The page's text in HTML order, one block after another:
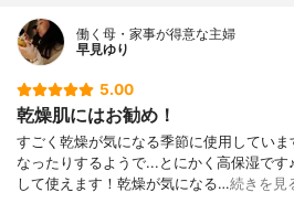
働く母・家事が得意な主婦
早見ゆり
5.00
乾燥肌にはお勧め！
すごく乾燥が気になる季節に使用してい
なったりするようで...とにかく高保湿で
して使えます！乾燥が気になる…続きを見